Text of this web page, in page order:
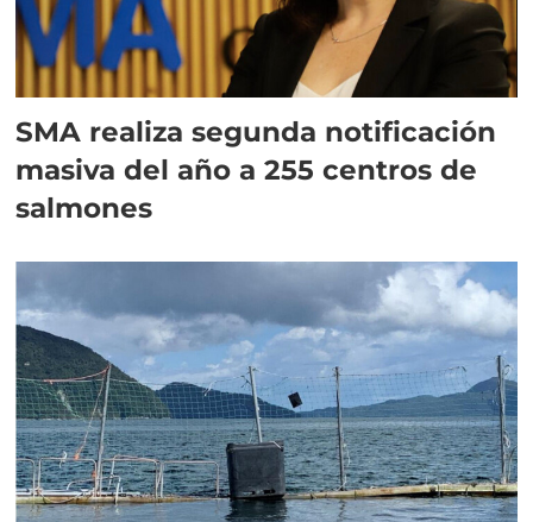
SMA realiza segunda notificación
masiva del año a 255 centros de
salmones